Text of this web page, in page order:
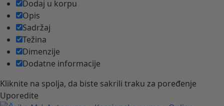
Dodaj u korpu
Opis
Sadržaj
Težina
Dimenzije
Dodatne informacije
Kliknite na spolja, da biste sakrili traku za poređenje
Uporedite